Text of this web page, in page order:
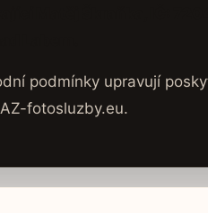
podmínky upravují
fotosluzby.eu.